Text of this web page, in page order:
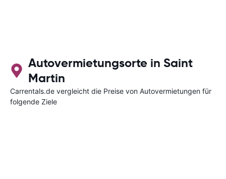
Autovermietungsorte in Saint
Martin
Carrentals.de vergleicht die Preise von Autovermietungen für
folgende Ziele